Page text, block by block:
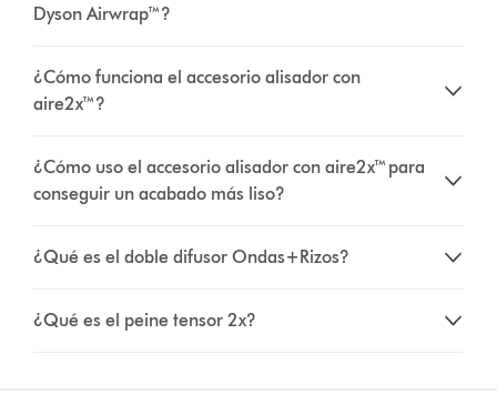
Dyson Airwrap™?
¿Cómo funciona el accesorio alisador con
aire2x™?
¿Cómo uso el accesorio alisador con aire2x™ para
conseguir un acabado más liso?
¿Qué es el doble difusor Ondas+Rizos?
¿Qué es el peine tensor 2x?